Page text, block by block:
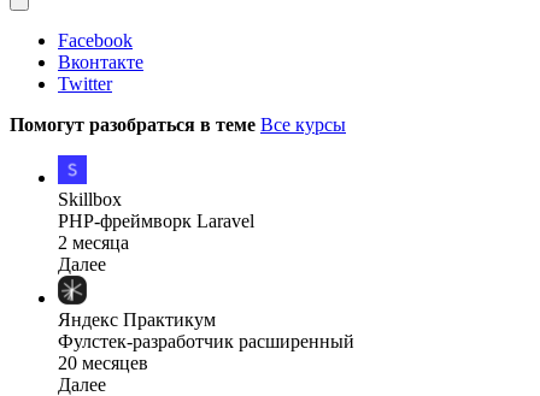
Facebook
Вконтакте
Twitter
Помогут разобраться в теме Все курсы
Skillbox
PHP-фреймворк Laravel
2 месяца
Далее
Яндекс Практикум
Фулстек-разработчик расширенный
20 месяцев
Далее